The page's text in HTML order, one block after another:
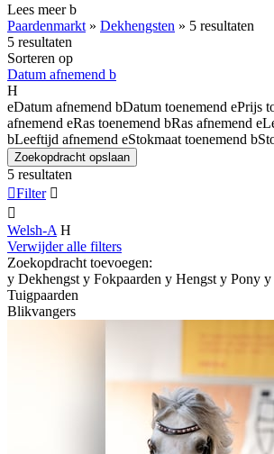
Lees meerb
Paardenmarkt » Dekhengsten » 5 resultaten
5 resultaten
Sorteren op
Datum afnemend b
H
eDatum afnemend bDatum toenemend ePrijs
afnemend eRas toenemend bRas afnemend e
bLeeftijd afnemend eStokmaat toenemend b
Zoekopdracht opslaan
5 resultaten
Filter 

Welsh-A H
Verwijder alle filters
Zoekopdracht toevoegen:
y Dekhengst y Fokpaarden y Hengst y Pony y
Tuigpaarden
Blikvangers